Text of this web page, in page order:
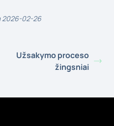
2026-02-26
Užsakymo proceso
žingsniai